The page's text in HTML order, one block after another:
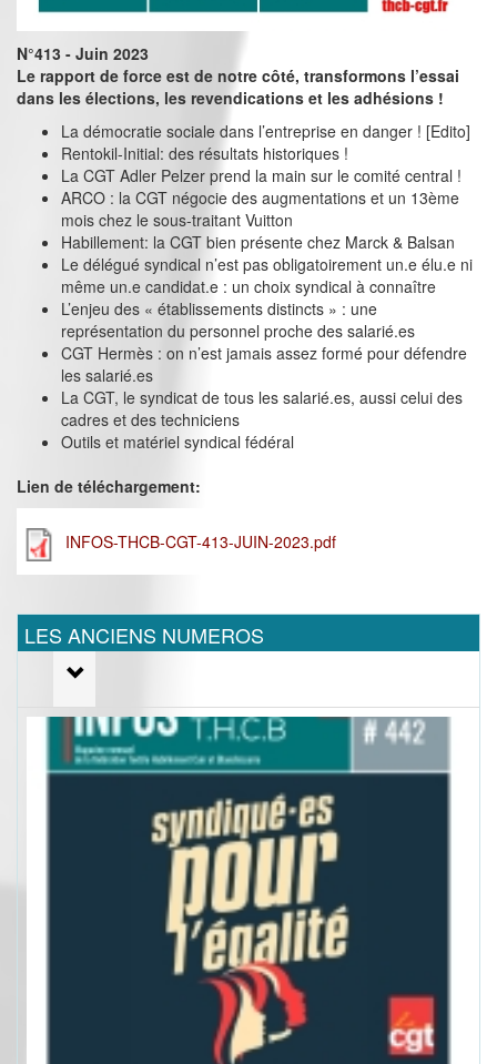
N°413 - Juin 2023
Le rapport de force est de notre côté, transformons l’essai
dans les élections, les revendications et les adhésions !
La démocratie sociale dans l’entreprise en danger ! [Edito]
Rentokil-Initial: des résultats historiques !
La CGT Adler Pelzer prend la main sur le comité central !
ARCO : la CGT négocie des augmentations et un 13ème
mois chez le sous-traitant Vuitton
Habillement: la CGT bien présente chez Marck & Balsan
Le délégué syndical n’est pas obligatoirement un.e élu.e ni
même un.e candidat.e : un choix syndical à connaître
L’enjeu des « établissements distincts » : une
représentation du personnel proche des salarié.es
CGT Hermès : on n’est jamais assez formé pour défendre
les salarié.es
La CGT, le syndicat de tous les salarié.es, aussi celui des
cadres et des techniciens
Outils et matériel syndical fédéral
Lien de téléchargement:
INFOS-THCB-CGT-413-JUIN-2023.pdf
LES ANCIENS NUMEROS